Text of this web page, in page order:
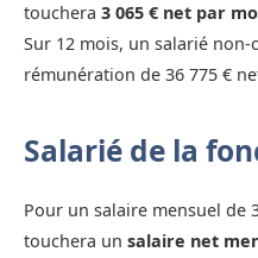
touchera 3 065 € net par
Sur 12 mois, un salarié
rémunération de 36 775 €
Salarié de la
Pour un salaire mensuel de
touchera un salaire net